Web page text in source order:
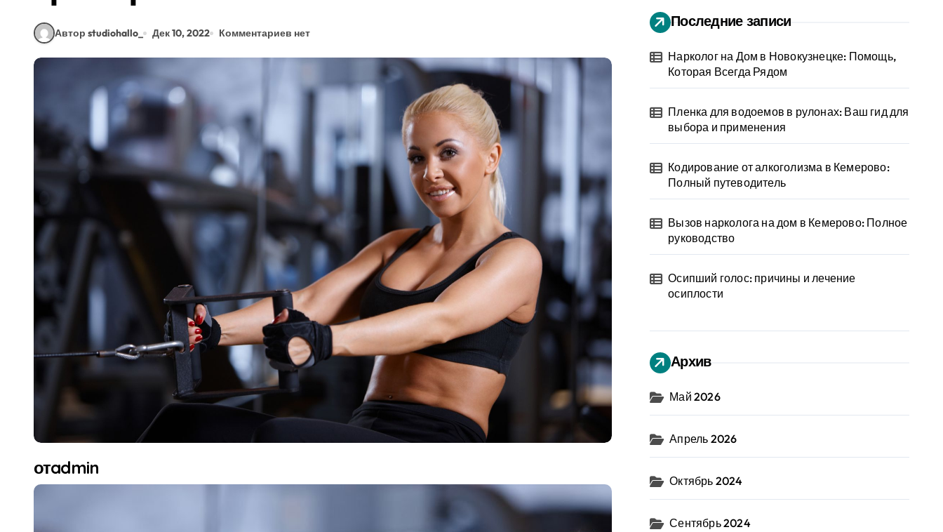
Автор studiohallo_ Дек 10, 2022 Комментариев нет
отadmin
Последние записи
Нарколог на Дом в Новокузнецке: Помощь,
Которая Всегда Рядом
Пленка для водоемов в рулонах: Ваш гид для
выбора и применения
Кодирование от алкоголизма в Кемерово:
Полный путеводитель
Вызов нарколога на дом в Кемерово: Полное
руководство
Осипший голос: причины и лечение
осиплости
Архив
Май 2026
Апрель 2026
Октябрь 2024
Сентябрь 2024